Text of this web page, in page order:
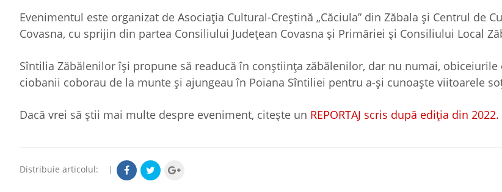
Evenimentul este organizat de Asociaţia Cultural-Creştină „Căciula” din Zăbala și Centrul de
Covasna, cu sprijin din partea Consiliului Județean Covasna și Primăriei și Consiliului Local
Sîntilia Zăbălenilor îşi propune să readucă în conştiinţa zăbălenilor, dar nu numai, obiceiurile
ciobanii coborau de la munte şi ajungeau în Poiana Sîntiliei pentru a-şi cunoaşte viitoarele
Dacă vrei să știi mai multe despre eveniment, citește un REPORTAJ scris după ediția din 2022.
Distribuie articolul: |